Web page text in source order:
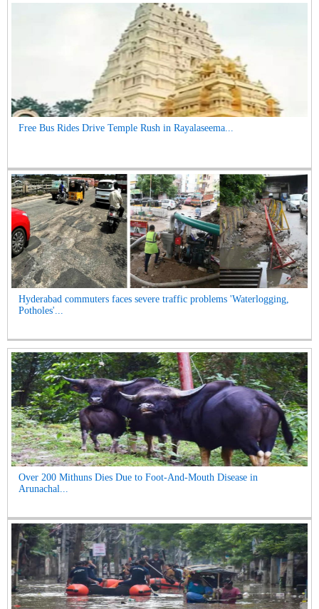
Free Bus Rides Drive Temple Rush in Rayalaseema...
Hyderabad commuters faces severe traffic problems 'Waterlogging,
Potholes'...
Over 200 Mithuns Dies Due to Foot-And-Mouth Disease in
Arunachal...